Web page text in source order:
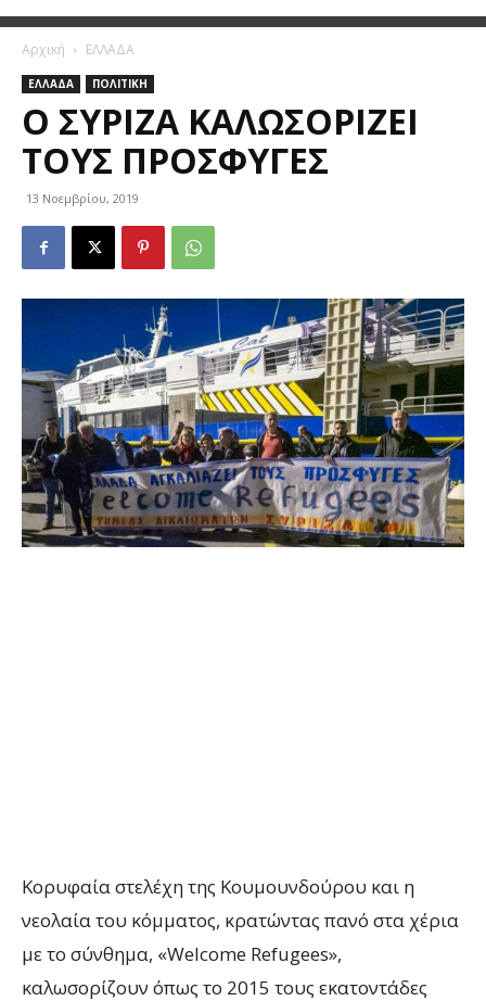
Αρχική ΕΛΛΑΔΑ
ΕΛΛΑΔΑ ΠΟΛΙΤΙΚΗ
Ο ΣΥΡΙΖΑ ΚΑΛΩΣΟΡΊΖΕΙ
ΤΟΥΣ ΠΡΌΣΦΥΓΕΣ
13 Νοεμβρίου, 2019
Κορυφαία στελέχη της Κουμουνδούρου και η
νεολαία του κόμματος, κρατώντας πανό στα χέρια
με το σύνθημα, «Welcome Refugees»,
καλωσορίζουν όπως το 2015 τους εκατοντάδες